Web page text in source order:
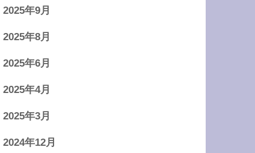
2025年9月
2025年8月
2025年6月
2025年4月
2025年3月
2024年12月